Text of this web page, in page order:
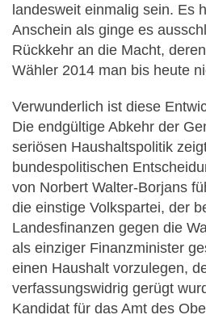
landesweit einmalig sein. Es
Anschein als ginge es
Rückkehr an die Macht,
Wähler 2014 man bis heute
Verwunderlich ist diese
Die endgültige Abkehr der
seriösen Haushaltspolitik
bundespolitischen
von Norbert Walter-Borjans
die einstige Volkspartei, der
Landesfinanzen gegen die
als einziger Finanzminister
einen Haushalt vorzulegen,
verfassungswidrig gerügt
Kandidat für das Amt des